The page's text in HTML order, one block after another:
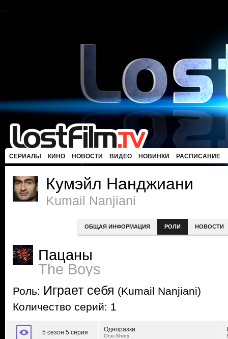
СЕРИАЛЫ КИНО НОВОСТИ ВИДЕО НОВИНКИ РАСПИСАНИЕ
Кумэйл Нанджиани
Kumail Nanjiani
ОБЩАЯ ИНФОРМАЦИЯ РОЛИ НОВОСТИ
Пацаны
The Boys
Роль: Играет себя (Kumail Nanjiani)
Количество серий: 1
5 сезон 5 серия Одноразки
One-Shots